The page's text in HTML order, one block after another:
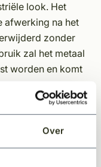
Over
look. Het
afwerking na het
zonder
zal het metaal
worden en komt